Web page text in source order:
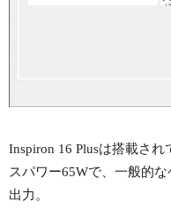
Inspiron 16 Plusは搭載さ
スパワー65Wで、一般的
出力。